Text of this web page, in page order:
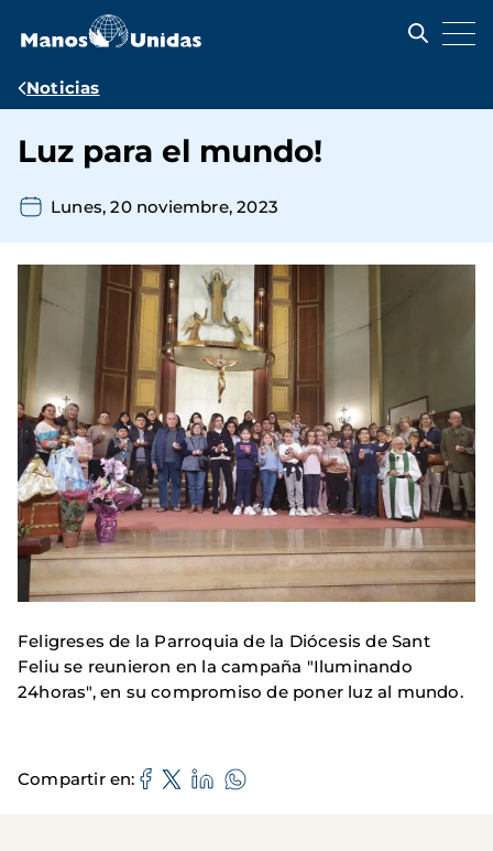
contenido
Ruta
navegación
Noticias
Luz para el mundo!
Lunes, 20 noviembre, 2023
Feligreses de la Parroquia de la Diócesis de Sant
Feliu se reunieron en la campaña "Iluminando
24horas", en su compromiso de poner luz al mundo.
Compartir en